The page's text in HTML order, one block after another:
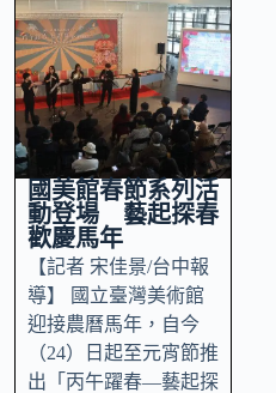
國美館春節系列活
動登場 藝起探春
歡慶馬年
【記者 宋佳景/台中報
導】 國立臺灣美術館
迎接農曆馬年，自今
（24）日起至元宵節推
出「丙午躍春—藝起探